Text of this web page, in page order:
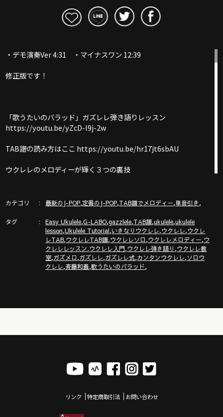
・デモ演奏Ver 4:31 ・マイナスワン 12:39
修正版です！
「歌うたいのバラッド」ガズレレ弾き語りレッスン
https://youtu.be/yZcD-l9j-2w
TAB譜の読み方はここ https://youtu.be/hr17jt6sbAU
ウクレレのメロディーが輝く３つの裏技
ウクレレ専用アンプ「 G_BOX」使い方&注意点完全ガイド！
●【ガズメロ】のページ
https://gazzlele.com/g-solid/
▶︎▶︎▶︎G-Laboウクレレ新サイトOPEN!!!
https://www.g-labo.jp/
カテゴリ 最新のJ-POP,定番のJ-POP,TAB譜でメロディー,単音引き,
タグ Easy Ukulele,G-LABO,gazzlele,TAB譜,ukulele,ukulele
lesson,Ukulele Tutorial,いきなりウクレレ,ウクレレ,ウクレ
レTAB,ウクレレTAB譜,ウクレレソロ,ウクレレメロディー,ウ
クレレレッスン,ウクレレ入門,ウクレレ弾き語り ,ウクレレ教
室,ガズメロ,ガズレレ,ガズレレ式,カンタンウクレレ,ソロウ
クレレ,斉藤和義,歌うたいのバラッド,
リンク 特定商取引法 お問い合わせ